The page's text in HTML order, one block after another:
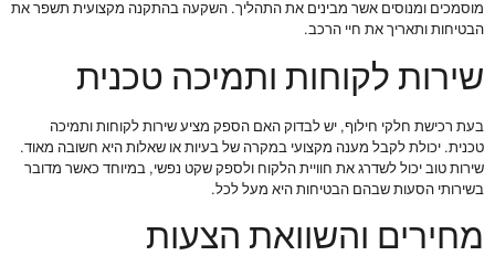
מוסמכים ומנוסים אשר מבינים את התהליך. השקעה בהתקנה מקצועית תשפר את
הבטיחות ותאריך את חיי הרכב.
שירות לקוחות ותמיכה טכנית
בעת רכישת חלקי חילוף, יש לבדוק האם הספק מציע שירות לקוחות ותמיכה
טכנית. יכולת לקבל מענה מקצועי במקרה של בעיות או שאלות היא חשובה מאוד.
שירות טוב יכול לשדרג את חוויית הלקוח ולספק שקט נפשי, במיוחד כאשר מדובר
בשירותי הסעות שבהם הבטיחות היא מעל לכל.
מחירים והשוואת הצעות